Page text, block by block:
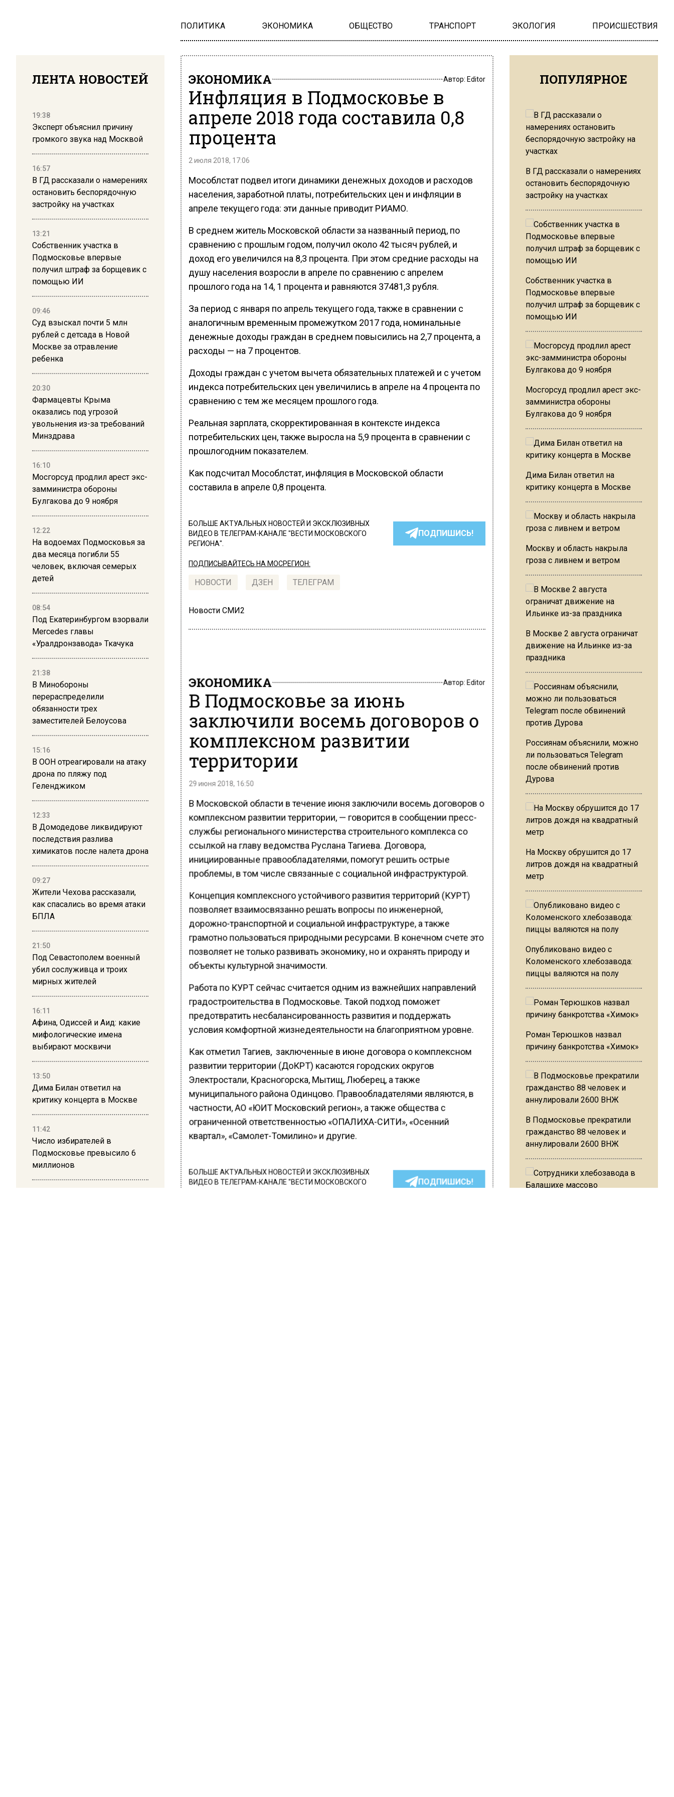
ПОЛИТИКА ЭКОНОМИКА ОБЩЕСТВО ТРАНСПОРТ ЭКОЛОГИЯ ПРОИСШЕСТВИЯ
ЛЕНТА НОВОСТЕЙ
19:38
Эксперт объяснил причину
громкого звука над Москвой
16:57
В ГД рассказали о намерениях
остановить беспорядочную
застройку на участках
13:21
Собственник участка в
Подмосковье впервые
получил штраф за борщевик с
помощью ИИ
09:46
Суд взыскал почти 5 млн
рублей с детсада в Новой
Москве за отравление
ребенка
20:30
Фармацевты Крыма
оказались под угрозой
увольнения из-за требований
Минздрава
16:10
Мосгорсуд продлил арест экс-
замминистра обороны
Булгакова до 9 ноября
12:22
На водоемах Подмосковья за
два месяца погибли 55
человек, включая семерых
детей
08:54
Под Екатеринбургом взорвали
Mercedes главы
«Уралдронзавода» Ткачука
21:38
В Минобороны
перераспределили
обязанности трех
заместителей Белоусова
15:16
В ООН отреагировали на атаку
дрона по пляжу под
Геленджиком
12:33
В Домодедове ликвидируют
последствия разлива
химикатов после налета дрона
09:27
Жители Чехова рассказали,
как спасались во время атаки
БПЛА
21:50
Под Севастополем военный
убил сослуживца и троих
мирных жителей
16:11
Афина, Одиссей и Аид: какие
мифологические имена
выбирают москвичи
13:50
Дима Билан ответил на
критику концерта в Москве
11:42
Число избирателей в
Подмосковье превысило 6
миллионов
ЭКОНОМИКА Автор: Editor
Инфляция в Подмосковье в
апреле 2018 года составила 0,8
процента
2 июля 2018, 17:06
Мособлстат подвел итоги динамики денежных доходов и расходов
населения, заработной платы, потребительских цен и инфляции в
апреле текущего года: эти данные приводит РИАМО.
В среднем житель Московской области за названный период, по
сравнению с прошлым годом, получил около 42 тысяч рублей, и
доход его увеличился на 8,3 процента. При этом средние расходы на
душу населения возросли в апреле по сравнению с апрелем
прошлого года на 14, 1 процента и равняются 37481,3 рубля.
За период с января по апрель текущего года, также в сравнении с
аналогичным временным промежутком 2017 года, номинальные
денежные доходы граждан в среднем повысились на 2,7 процента, а
расходы — на 7 процентов.
Доходы граждан с учетом вычета обязательных платежей и с учетом
индекса потребительских цен увеличились в апреле на 4 процента по
сравнению с тем же месяцем прошлого года.
Реальная зарплата, скорректированная в контексте индекса
потребительских цен, также выросла на 5,9 процента в сравнении с
прошлогодним показателем.
Как подсчитал Мособлстат, инфляция в Московской области
составила в апреле 0,8 процента.
БОЛЬШЕ АКТУАЛЬНЫХ НОВОСТЕЙ И ЭКСКЛЮЗИВНЫХ
ВИДЕО В ТЕЛЕГРАМ-КАНАЛЕ "ВЕСТИ МОСКОВСКОГО
РЕГИОНА".
ПОДПИШИСЬ!
ПОДПИСЫВАЙТЕСЬ НА МОСРЕГИОН:
НОВОСТИ ДЗЕН ТЕЛЕГРАМ
Новости СМИ2
ЭКОНОМИКА Автор: Editor
В Подмосковье за июнь
заключили восемь договоров о
комплексном развитии
территории
29 июня 2018, 16:50
В Московской области в течение июня заключили восемь договоров о
комплексном развитии территории, — говорится в сообщении пресс-
службы регионального министерства строительного комплекса со
ссылкой на главу ведомства Руслана Тагиева. Договора,
инициированные правообладателями, помогут решить острые
проблемы, в том числе связанные с социальной инфраструктурой.
Концепция комплексного устойчивого развития территорий (КУРТ)
позволяет взаимосвязанно решать вопросы по инженерной,
дорожно-транспортной и социальной инфраструктуре, а также
грамотно пользоваться природными ресурсами. В конечном счете это
позволяет не только развивать экономику, но и охранять природу и
объекты культурной значимости.
Работа по КУРТ сейчас считается одним из важнейших направлений
градостроительства в Подмосковье. Такой подход поможет
предотвратить несбалансированность развития и поддержать
условия комфортной жизнедеятельности на благоприятном уровне.
Как отметил Тагиев, заключенные в июне договора о комплексном
развитии территории (ДоКРТ) касаются городских округов
Электростали, Красногорска, Мытищ, Люберец, а также
муниципального района Одинцово. Правообладателями являются, в
частности, АО «ЮИТ Московский регион», а также общества с
ограниченной ответственностью «ОПАЛИХА-СИТИ», «Осенний
квартал», «Самолет-Томилино» и другие.
БОЛЬШЕ АКТУАЛЬНЫХ НОВОСТЕЙ И ЭКСКЛЮЗИВНЫХ
ВИДЕО В ТЕЛЕГРАМ-КАНАЛЕ "ВЕСТИ МОСКОВСКОГО
ПОДПИШИСЬ!
ПОПУЛЯРНОЕ
В ГД рассказали о намерениях
остановить беспорядочную
застройку на участках
Собственник участка в
Подмосковье впервые
получил штраф за борщевик с
помощью ИИ
Мосгорсуд продлил арест экс-
замминистра обороны
Булгакова до 9 ноября
Дима Билан ответил на
критику концерта в Москве
Москву и область накрыла
гроза с ливнем и ветром
В Москве 2 августа ограничат
движение на Ильинке из-за
праздника
Россиянам объяснили, можно
ли пользоваться Telegram
после обвинений против
Дурова
На Москву обрушится до 17
литров дождя на квадратный
метр
Опубликовано видео с
Коломенского хлебозавода:
пиццы валяются на полу
Роман Терюшков назвал
причину банкротства «Химок»
В Подмосковье прекратили
гражданство 88 человек и
аннулировали 2600 ВНЖ